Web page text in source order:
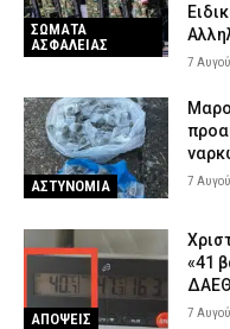
ΣΩΜΑΤΑ
ΑΣΦΑΛΕΙΑΣ
7
ΑΣΤΥΝΟΜΙΑ 7
ΑΠΟΨΕΙΣ
«41
7